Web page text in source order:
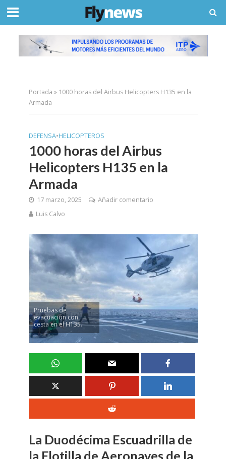
Portada » 1000 horas del Airbus Helicopters H135 en la
Armada
DEFENSA•HELICOPTEROS
1000 horas del Airbus
Helicopters H135 en la
Armada
17 marzo, 2025
Añadir comentario
Luis Calvo
Pruebas de
evacuación con
cesta en el H135.
La Duodécima Escuadrilla de
la Flotilla de Aeronaves de la